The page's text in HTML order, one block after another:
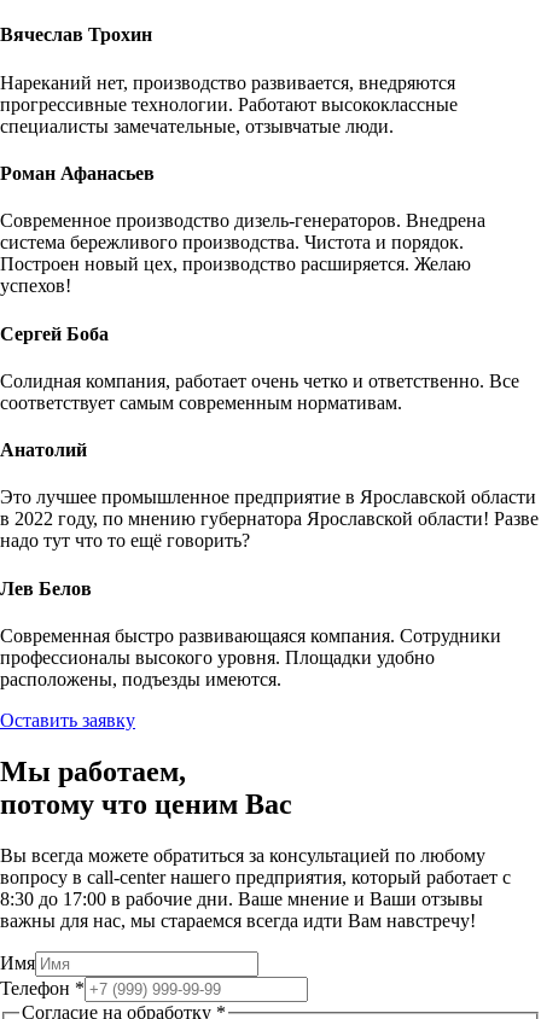
Вячеслав Трохин
Нареканий нет, производство развивается, внедряются
прогрессивные технологии. Работают высококлассные
специалисты замечательные, отзывчатые люди.
Роман Афанасьев
Современное производство дизель-генераторов. Внедрена
система бережливого производства. Чистота и порядок.
Построен новый цех, производство расширяется. Желаю
успехов!
Сергей Боба
Солидная компания, работает очень четко и ответственно. Все
соответствует самым современным нормативам.
Анатолий
Это лучшее промышленное предприятие в Ярославской области
в 2022 году, по мнению губернатора Ярославской области! Разве
надо тут что то ещё говорить?
Лев Белов
Современная быстро развивающаяся компания. Сотрудники
профессионалы высокого уровня. Площадки удобно
расположены, подъезды имеются.
Оставить заявку
Мы работаем,
потому что ценим Вас
Вы всегда можете обратиться за консультацией по любому
вопросу в call-center нашего предприятия, который работает c
8:30 до 17:00 в рабочие дни. Ваше мнение и Ваши отзывы
важны для нас, мы стараемся всегда идти Вам навстречу!
Имя
Телефон *
Согласие на обработку *